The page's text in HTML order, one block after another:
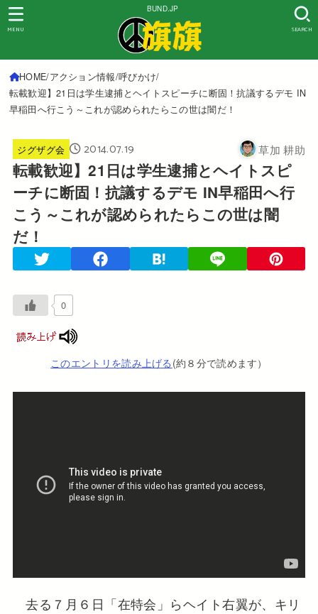
BUND.JP
SEARCH
MENU
HOME アクション情報 呼びかけ
転載歓迎】21日は学生逮捕とヘイトスピーチに断固！抗議するデモ IN
早稲田へ行こう～これが認められたらこの世は闇だ！
ジグザグ会 2014.07.19 草加 耕助
転載歓迎】21日は学生逮捕とヘイトスピ
ーチに断固！抗議するデモ IN早稲田へ行
こう～これが認められたらこの世は闇
だ！
0
このエントリを読み上げる(約８分で読めます）
去る７月６日「在特会」らヘイト右翼が、キリ